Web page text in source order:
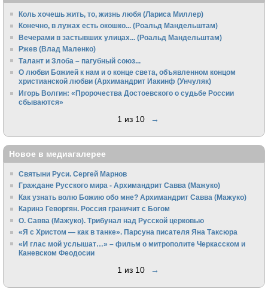
Коль хочешь жить, то, жизнь любя (Лариса Миллер)
Конечно, в лужах есть окошко... (Роальд Мандельштам)
Вечерами в застывших улицах... (Роальд Мандельштам)
Ржев (Влад Маленко)
Талант и Злоба – пагубный союз...
О любви Божией к нам и о конце света, объявленном концом
христианской любви (Архимандрит Иакинф (Унчуляк)
Игорь Волгин: «Пророчества Достоевского о судьбе России
сбываются»
1 из 10 →
Новое в медиагалерее
Святыни Руси. Сергей Марнов
Граждане Русского мира - Архимандрит Савва (Мажуко)
Как узнать волю Божию обо мне? Архимандрит Савва (Мажуко)
Каринэ Геворгян. Россия граничит с Богом
О. Савва (Мажуко). Трибунал над Русской церковью
«Я с Христом — как в танке». Парсуна писателя Яна Таксюра
«И глас мой услышат…» – фильм о митрополите Черкасском и
Каневском Феодосии
1 из 10 →